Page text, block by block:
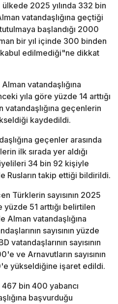
ülkede 2025 yılında 332 bin
vatandaşlığına geçtiği
başlandığı 2000
bir yıl içinde 300 binden
edilmediği"ne dikkat
vatandaşlığına
yıla göre yüzde 14 arttığı
geçenlerin
kaydedildi.
geçenler arasında
ilk sırada yer aldığı
34 bin 92 kişiyle
Rusların takip ettiği bildirildi.
Türklerin sayısının 2025
yüzde 51 arttığı belirtilen
Alman vatandaşlığına
sayısının yüzde
vatandaşlarının sayısının
ve Arnavutların sayısının
yükseldiğine işaret edildi.
467 bin 400 yabancı
başvurduğu